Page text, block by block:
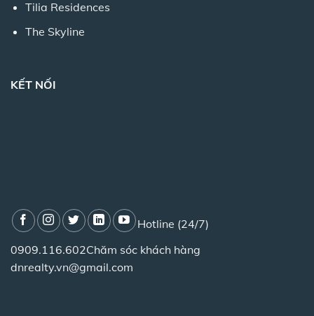
Tilia Residences
The Skyline
KẾT NỐI
Hotline (24/7)
0909.116.602Chăm sóc khách hàng
dnrealty.vn@gmail.com